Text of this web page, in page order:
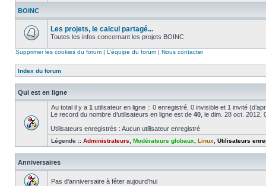
message
lu
BOINC
message
Les projets, le calcul partagé...
Toutes les infos concernant les projets BOINC
Supprimer les cookies du forum | L’équipe du forum | Nous contacter
Index du forum
Qui est en ligne
Au total il y a 1 utilisateur en ligne :: 0 enregistré, 0 invisible et 1 invité
Le record du nombre d’utilisateurs en ligne est de 40 , le dim. 28 oct. 2012,
Utilisateurs enregistrés : Aucun utilisateur enregistré
Légende :: Administrateurs Modérateurs globaux Linux Utilisateurs
Anniversaires
Pas d’anniversaire à fêter aujourd’hui